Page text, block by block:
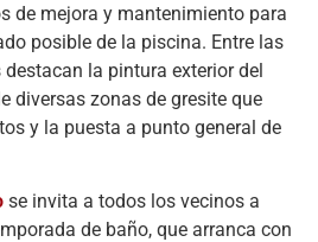
de mejora y mantenimiento para
posible de la piscina. Entre las
la pintura exterior del
diversas zonas de gresite que
y la puesta a punto general de
se invita a todos los vecinos a
de baño, que arranca con